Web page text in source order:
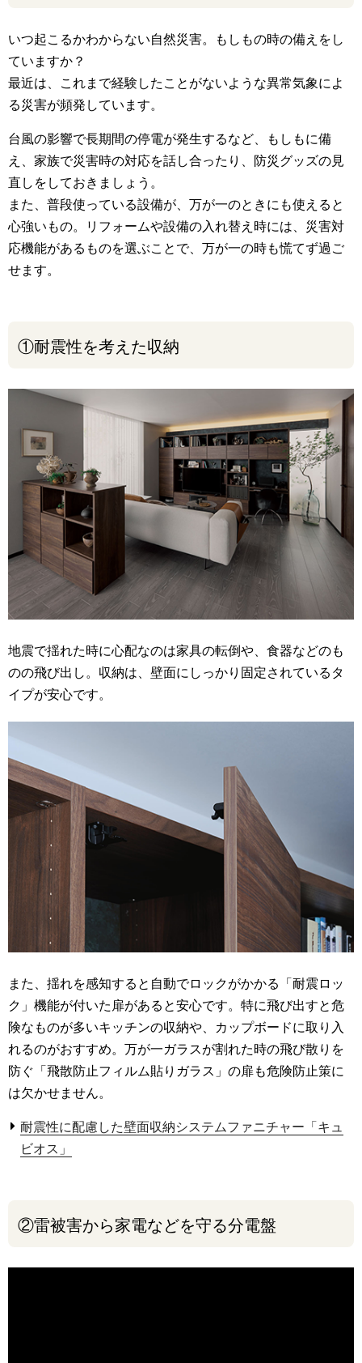
いつ起こるかわからない自然災害。もしもの時の備えをし
ていますか？
最近は、これまで経験したことがないような異常気象によ
る災害が頻発しています。
台風の影響で長期間の停電が発生するなど、もしもに備
え、家族で災害時の対応を話し合ったり、防災グッズの見
直しをしておきましょう。
また、普段使っている設備が、万が一のときにも使えると
心強いもの。リフォームや設備の入れ替え時には、災害対
応機能があるものを選ぶことで、万が一の時も慌てず過ご
せます。
①耐震性を考えた収納
地震で揺れた時に心配なのは家具の転倒や、食器などのも
のの飛び出し。収納は、壁面にしっかり固定されているタ
イプが安心です。
また、揺れを感知すると自動でロックがかかる「耐震ロッ
ク」機能が付いた扉があると安心です。特に飛び出すと危
険なものが多いキッチンの収納や、カップボードに取り入
れるのがおすすめ。万が一ガラスが割れた時の飛び散りを
防ぐ「飛散防止フィルム貼りガラス」の扉も危険防止策に
は欠かせません。
耐震性に配慮した壁面収納システムファニチャー「キュ
ビオス」
②雷被害から家電などを守る分電盤